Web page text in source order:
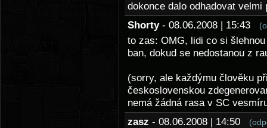
dokonce dalo odhadovat velmi
Shorty - 08.06.2008 | 15:43
to zas: OMG, lidi co si
ban, dokud se nedostanou z
(sorry, ale každýmu člověku
československou
nemá žádná rasa v SC
zasz - 08.06.2008 | 14:50